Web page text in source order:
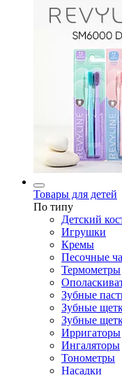
Товары для детей
По типу
Детский
Игрушки
Кремы
Песочные
Термометры
Зубные
Зубные
Зубные
Ирригаторы
Ингаляторы
Тонометры
Насадки